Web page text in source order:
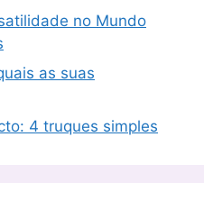
no Mundo
as suas
4 truques simples